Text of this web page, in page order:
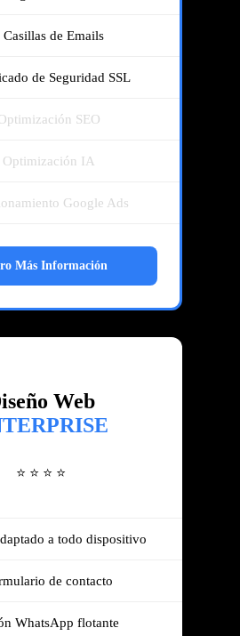
Casillas de Emails
de Seguridad SSL
SEO
Optimización IA
Google Ads
Más Información
Web
⭐ ⭐ ⭐ ⭐
a todo dispositivo
de contacto
WhatsApp flotante